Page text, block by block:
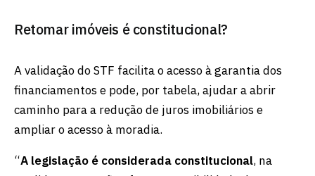
Retomar imóveis é constitucional?
A validação do STF facilita o acesso à garantia dos
financiamentos e pode, por tabela, ajudar a abrir
caminho para a redução de juros imobiliários e
ampliar o acesso à moradia.
“A legislação é considerada constitucional, na